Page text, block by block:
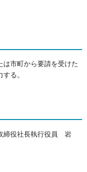
は市町から要請を受けた
る。
締役社長執行役員 岩